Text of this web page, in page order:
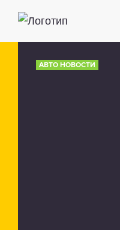
АВТО НОВОСТИ